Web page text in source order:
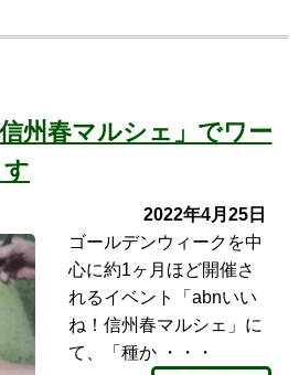
州春マルシェ」でワー
2022年4月25日
ゴールデンウィークを中
心に約1ヶ月ほど開催さ
れるイベント「abnいい
ね！信州春マルシェ」に
て、「種か ・・・